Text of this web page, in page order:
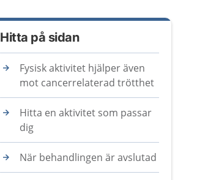
Hitta på sidan
Fysisk aktivitet hjälper även
mot cancerrelaterad trötthet
Hitta en aktivitet som passar
dig
När behandlingen är avslutad